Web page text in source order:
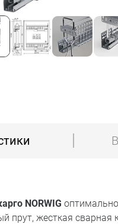
NORWIG
жесткая сварная